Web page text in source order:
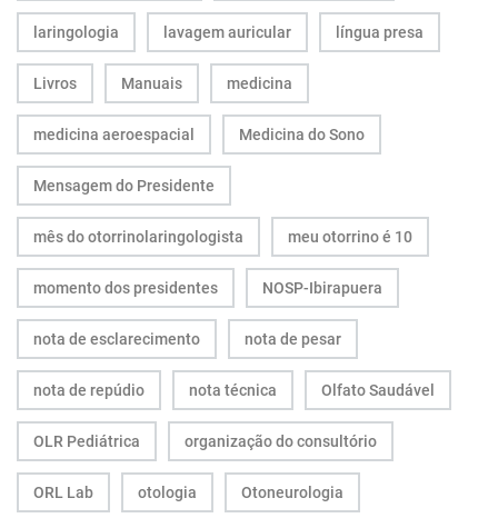
laringologia lavagem auricular língua presa
Livros Manuais medicina
medicina aeroespacial Medicina do Sono
Mensagem do Presidente
mês do otorrinolaringologista meu otorrino é 10
momento dos presidentes NOSP-Ibirapuera
nota de esclarecimento nota de pesar
nota de repúdio nota técnica Olfato Saudável
OLR Pediátrica organização do consultório
ORL Lab otologia Otoneurologia